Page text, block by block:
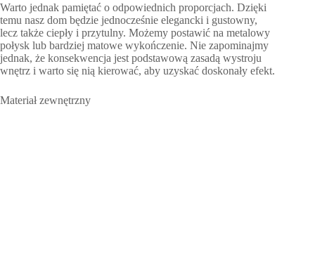
Warto jednak pamiętać o odpowiednich proporcjach. Dzięki
temu nasz dom będzie jednocześnie elegancki i gustowny,
lecz także ciepły i przytulny. Możemy postawić na metalowy
połysk lub bardziej matowe wykończenie. Nie zapominajmy
jednak, że konsekwencja jest podstawową zasadą wystroju
wnętrz i warto się nią kierować, aby uzyskać doskonały efekt.
Materiał zewnętrzny